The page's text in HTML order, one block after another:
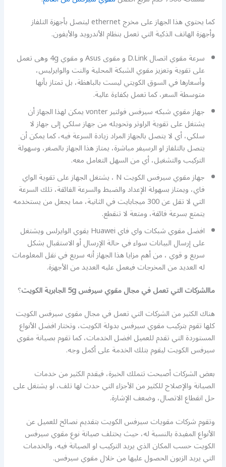
كما يحتوي هذا الجهاز على مخرج ethernet ليتصل بأجهزة التلفاز
وأجهزة الهاتف الذكية التي تعمل بنظام الأندرويد والأيفون.
سرعة مقوي اتصال D.Link و مقوى Asus و مقوي 4g وهى تعمل
على تقوية وتعزيز مقوي الشبكة المحلية والنت والوايرليس،
وأسعارها في السوق الكويتي ليست بالباهظة، بل تمتاز بأنها
متوسطة السعر، كما تعمل بكفاءة عالية.
جهاز مقوي شبكه سيرفس فولتير vonter يمكن لهذا الجهاز أن
يشتغل على تقوية الراوتر وتحويله من جهاز سلكي إلى جهاز لا
سلكي، أي لا يتصل بالجهاز المراد زيادة السرعة فيه، كما يمكن أن
يتصل بالتلفاز او الرسيفر مباشرة، يمتاز هذا الجهاز بالصغر، وسهولة
التركيب والتشغيل، أي من السهل التعامل معه.
جهاز مقوي سيرفس الكويت N ، يشتغل الجهاز على تقوية الواي
فاي، ويمتاز بسهولة الإعداد والضبط والسرعة الفائقة، تلك السرعة
التي لا تقل عن 300 ميجابايت في الثانية، مما يجعل من يستخدمه
يتمتع بسرعة فائقة، ومتعة لا تنقطع.
افضل مقوي شبكات واي فاي Huawei يقوي الوايرلس ويشتغل
على إرسال البيانات سواء في حالة الإرسال أو الاستقبال بشكل
سريع و قوي ، من أهم مزايا هذا الجهاز أنه سريع في نقل المعلومات
له العديد من المخرجات فيعمل عليه العديد من الأجهزة.
ماالشركات التي تعمل في مجال مقوي سيرفس 5g الجابرية الكويت
؟
هناك الكثير من الشركات التي تعمل في مجال مقوى سيرفس الكويت
كلها تقوم بتركيب مقوي سيرفس بدولة الكويت، وتختار افضل الأنواع
المستوردة التي تقدم للعميل افضل الخدمات، كما تقوم بصيانة مقوي
سيرفس الكويت ليقوم بتلك الخدمة على أكمل وجه.
بعض الشركات أصبحت تتملك الخبرة، فيقدم الكثير من خدمات
الصيانة والإصلاح للكثير من الأجزاء التي حدث لها تلف، او يشتغل على
حل انقطاع الاتصال، وضعف الإشارة.
وتقوم شركات مقويات سيرفس الكويت بتقديم نصائح للعميل عن
الأنواع المفيدة بالنسبة له، حيث يختلف صيانة نوع مقوي سيرفس
الكويت حسب المكان الذي يريد التركيب او الصيانة فيه، والخدمات
التي يريد الزبون الحصول عليها من خلال مقوي سيرفس.